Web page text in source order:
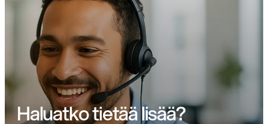
Haluatko tietää lisää?